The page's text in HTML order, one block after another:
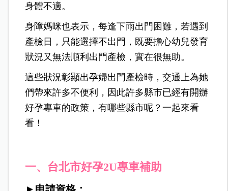
身體不適。
身障媽咪也表示，每逢下雨出門困難，若遇到
產檢日，只能選擇不出門，既要擔心幼兒發育
狀況又無法順利出門產檢，實在很無助。
這些狀況彰顯出孕婦出門產檢時，交通上為她
們帶來許多不便利，因此許多縣市已經有開辦
好孕專車的政策，有哪些縣市呢？一起來看
看！
一、台北市好孕2U專車補助